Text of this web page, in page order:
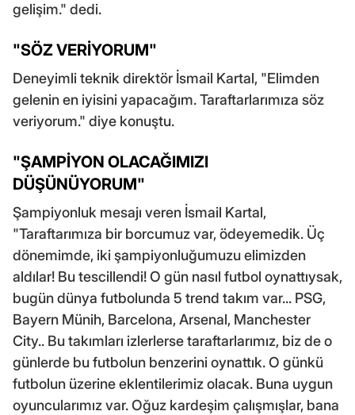
gelişim." dedi.
"SÖZ VERİYORUM"
Deneyimli teknik direktör İsmail Kartal, "Elimden
gelenin en iyisini yapacağım. Taraftarlarımıza söz
veriyorum." diye konuştu.
"ŞAMPİYON OLACAĞIMIZI
DÜŞÜNÜYORUM"
Şampiyonluk mesajı veren İsmail Kartal,
"Taraftarımıza bir borcumuz var, ödeyemedik. Üç
dönemimde, iki şampiyonluğumuzu elimizden
aldılar! Bu tescillendi! O gün nasıl futbol oynattıysak,
bugün dünya futbolunda 5 trend takım var... PSG,
Bayern Münih, Barcelona, Arsenal, Manchester
City.. Bu takımları izlerlerse taraftarlarımız, biz de o
günlerde bu futbolun benzerini oynattık. O günkü
futbolun üzerine eklentilerimiz olacak. Buna uygun
oyuncularımız var. Oğuz kardeşim çalışmışlar, bana